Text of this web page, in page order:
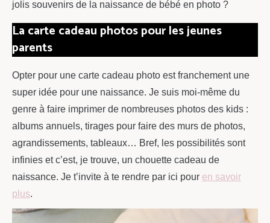
jolis souvenirs de la naissance de bébé en photo ?
La carte cadeau photos pour les jeunes
parents
Opter pour une carte cadeau photo est franchement une
super idée pour une naissance. Je suis moi-même du
genre à faire imprimer de nombreuses photos des kids :
albums annuels, tirages pour faire des murs de photos,
agrandissements, tableaux… Bref, les possibilités sont
infinies et c’est, je trouve, un chouette cadeau de
naissance. Je t’invite à te rendre par ici pour en savoir
plus.